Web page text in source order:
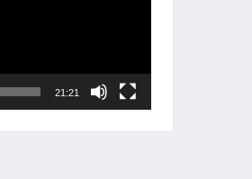
21:21